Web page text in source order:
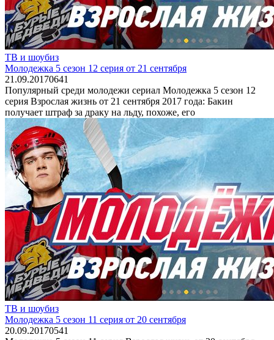
ТВ и шоубиз
Молодежка 5 сезон 12 серия от 21 сентября
21.09.20170641
Популярный среди молодежи сериал Молодежка 5 сезон 12
серия Взрослая жизнь от 21 сентября 2017 года: Бакин
получает штраф за драку на льду, похоже, его
ТВ и шоубиз
Молодежка 5 сезон 11 серия от 20 сентября
20.09.20170541